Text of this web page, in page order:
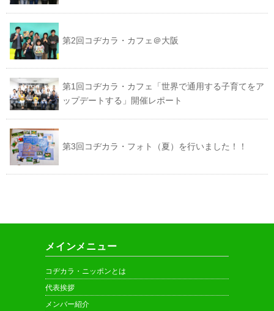
第2回コヂカラ・カフェ＠大阪
第1回コヂカラ・カフェ「世界で通用する子育てをア
ップデートする」開催レポート
第3回コヂカラ・フォト（夏）を行いました！！
メインメニュー
コヂカラ・ニッポンとは
代表挨拶
メンバー紹介